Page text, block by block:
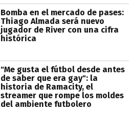
Bomba en el mercado de pases:
Thiago Almada será nuevo
jugador de River con una cifra
histórica
"Me gusta el fútbol desde antes
de saber que era gay": la
historia de Ramacity, el
streamer que rompe los moldes
del ambiente futbolero